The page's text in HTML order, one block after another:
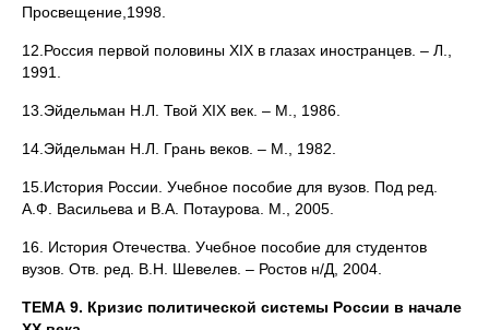
Просвещение,1998.
12.Россия первой половины XIX в глазах иностранцев. – Л.,
1991.
13.Эйдельман Н.Л. Твой XIX век. – М., 1986.
14.Эйдельман Н.Л. Грань веков. – М., 1982.
15.История России. Учебное пособие для вузов. Под ред.
А.Ф. Васильева и В.А. Потаурова. М., 2005.
16. История Отечества. Учебное пособие для студентов
вузов. Отв. ред. В.Н. Шевелев. – Ростов н/Д, 2004.
ТЕМА 9. Кризис политической системы России в начале